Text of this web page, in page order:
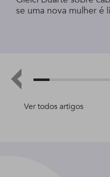
Ver todos artigos
se uma nova mulher é